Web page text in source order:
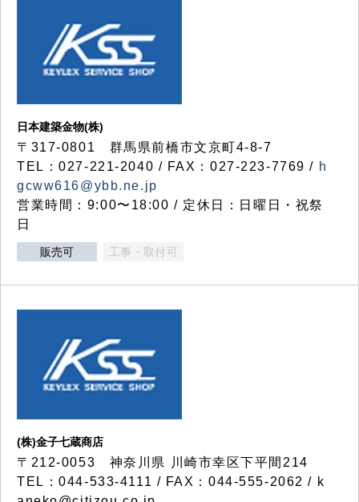
日本建築金物(株)
〒317‐0801 群馬県前橋市文京町4-8-7
TEL：027-221-2040 / FAX：027-223-7769 / h
gcww616@ybb.ne.jp
営業時間：9:00〜18:00 / 定休日：日曜日・祝祭
日
販売可 工事・取付可
(株)金子七蔵商店
〒212-0053 神奈川県 川崎市幸区下平間214
TEL：044-533-4111 / FAX：044-555-2062 / k